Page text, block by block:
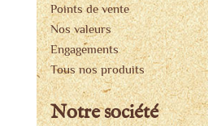
Points de vente
Nos valeurs
Engagements
Tous nos produits
Notre société